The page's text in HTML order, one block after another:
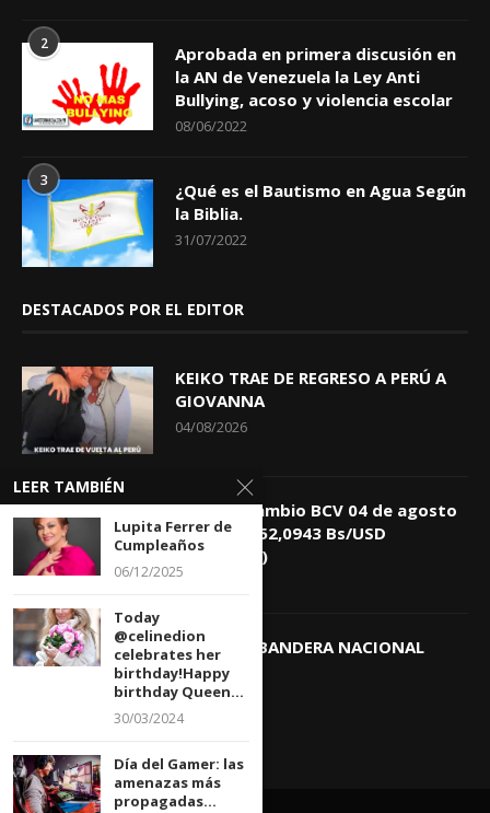
2
Aprobada en primera discusión en
la AN de Venezuela la Ley Anti
Bullying, acoso y violencia escolar
08/06/2022
3
¿Qué es el Bautismo en Agua Según
la Biblia.
31/07/2022
DESTACADOS POR EL EDITOR
KEIKO TRAE DE REGRESO A PERÚ A
GIOVANNA
04/08/2026
Tasa de Cambio BCV 04 de agosto
de 2026: 752,0943 Bs/USD
(+0,4418%)
04/08/2026
DIA DE LA BANDERA NACIONAL
03/08/2026
LEER TAMBIÉN
Lupita Ferrer de
Cumpleaños
06/12/2025
Today
@celinedion
celebrates her
birthday!Happy
birthday Queen...
30/03/2024
Día del Gamer: las
amenazas más
propagadas...